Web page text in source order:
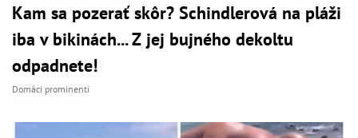
Kam sa pozerať skôr? Schindlerová na pláži
iba v bikinách... Z jej bujného dekoltu
odpadnete!
Domáci prominenti